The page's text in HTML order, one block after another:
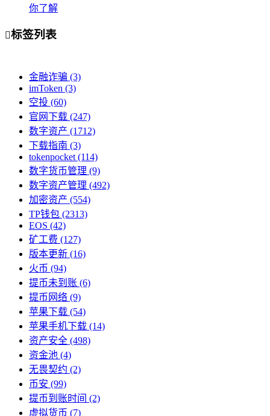
你了解
标签列表
金融诈骗 (3)
imToken (3)
空投 (60)
官网下载 (247)
数字资产 (1712)
下载指南 (3)
tokenpocket (114)
数字货币管理 (9)
数字资产管理 (492)
加密资产 (554)
TP钱包 (2313)
EOS (42)
矿工费 (127)
版本更新 (16)
火币 (94)
提币未到账 (6)
提币网络 (9)
苹果下载 (54)
苹果手机下载 (14)
资产安全 (498)
资金池 (4)
无畏契约 (2)
币安 (99)
提币到账时间 (2)
虚拟货币 (7)